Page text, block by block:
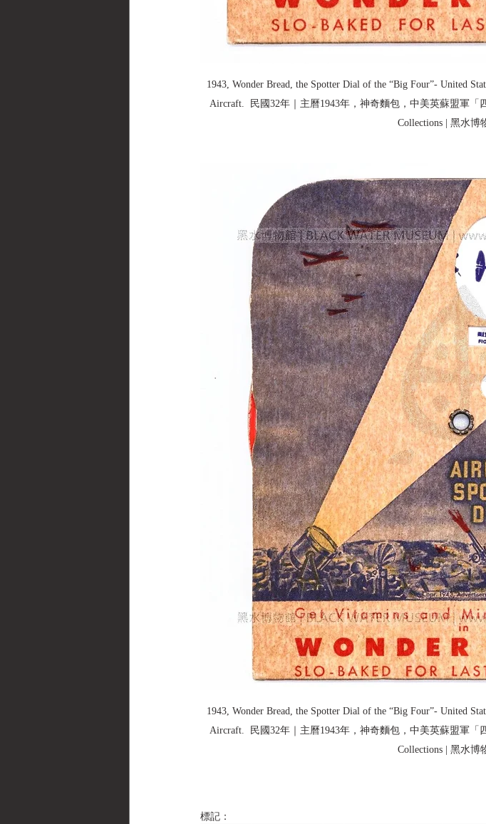
1943, Wonder Bread, the Spotter Dial of the “Big Four”- United
Aircraft.  民國32年｜主曆1943年，神奇麵包，中美英蘇盟軍「
Collections | 黑水博
1943, Wonder Bread, the Spotter Dial of the “Big Four”- United
Aircraft.  民國32年｜主曆1943年，神奇麵包，中美英蘇盟軍「
Collections | 黑水博
標記：